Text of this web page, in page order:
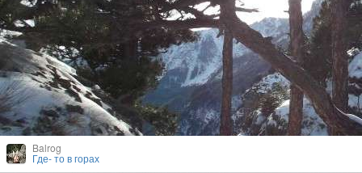
Balrog
Где- то в горах